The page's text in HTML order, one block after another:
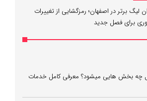
لیگ برتر در اصفهان؛ رمزگشایی از تغییرات
برای فصل جدید
چه بخش هایی میشود؟ معرفی کامل خدمات